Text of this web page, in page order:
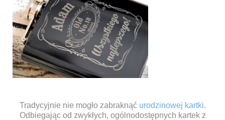
Tradycyjnie nie mogło zabraknąć urodzinowej kartki.
Odbiegając od zwykłych, ogólnodostępnych kartek z